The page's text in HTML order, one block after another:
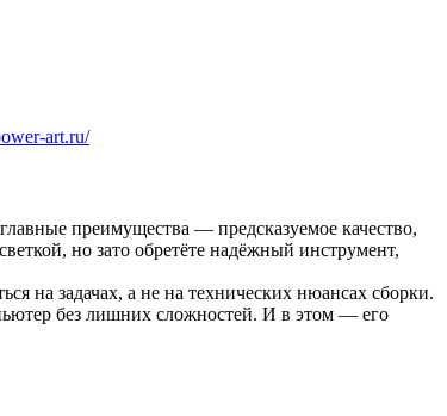
art.ru/
преимущества — предсказуемое качество,
но зато обретёте надёжный инструмент,
на задачах, а не на технических нюансах сборки.
без лишних сложностей. И в этом — его